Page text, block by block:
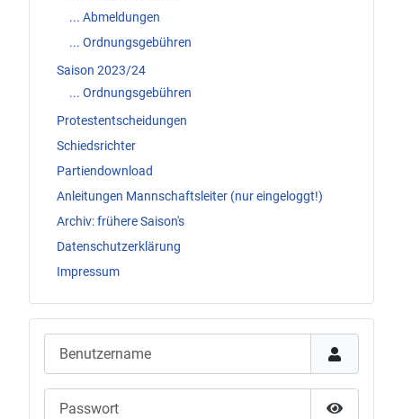
... Abmeldungen
... Ordnungsgebühren
Saison 2023/24
... Ordnungsgebühren
Protestentscheidungen
Schiedsrichter
Partiendownload
Anleitungen Mannschaftsleiter (nur eingeloggt!)
Archiv: frühere Saison's
Datenschutzerklärung
Impressum